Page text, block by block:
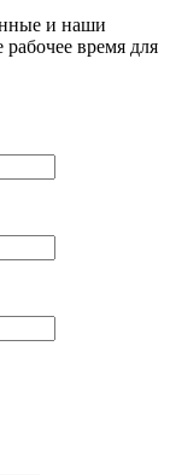
и наши
время для